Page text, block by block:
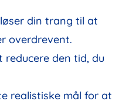
din trang til at
overdrevent.
den tid, du
realistiske mål for at